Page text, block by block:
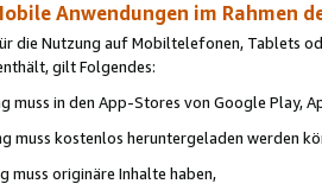
Anwendungen im Rahmen
die Nutzung auf Mobiltelefonen, Tablets
gilt Folgendes:
muss in den App-Stores von Google Play,
muss kostenlos heruntergeladen werden
muss originäre Inhalte haben,